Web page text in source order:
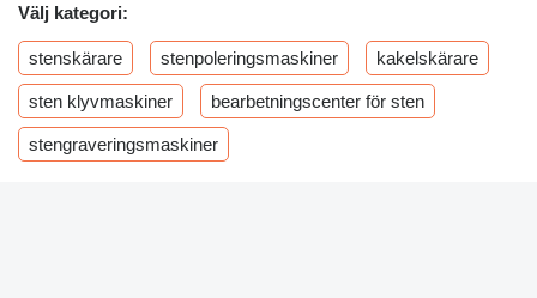
Välj kategori:
stenskärare stenpoleringsmaskiner kakelskärare
sten klyvmaskiner bearbetningscenter för sten
stengraveringsmaskiner